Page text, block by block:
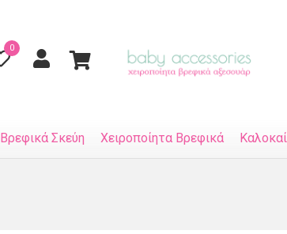
0
Βρεφικά Σκεύη Χειροποίητα Βρεφικά